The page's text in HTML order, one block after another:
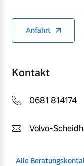
Anfahrt
Kontakt
0681 814174
Volvo-
Alle